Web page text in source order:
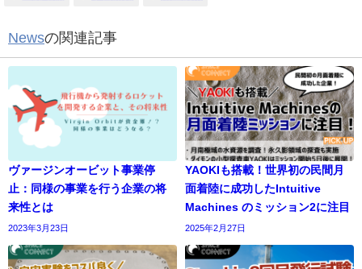
Newsの関連記事
ヴァージンオービット事業停
止：同様の事業を行う企業の将
来性とは
2023年3月23日
YAOKIも搭載！世界初の民間月
面着陸に成功したIntuitive
Machines のミッション2に注目
2025年2月27日